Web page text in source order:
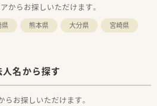
からお探しいただけます。
県 熊本県 大分県
宮崎県
名から探す
お探しいただけます。